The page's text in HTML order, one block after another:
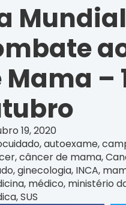
Mama –
19, 2020
,autoexame,
,câncer de mama,
,ginecologia, INCA,
, médico, ministério
,SUS